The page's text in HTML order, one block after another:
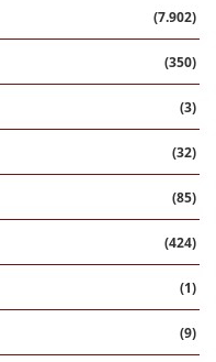
(7.902)
(350)
(3)
(32)
(85)
(424)
(1)
(9)